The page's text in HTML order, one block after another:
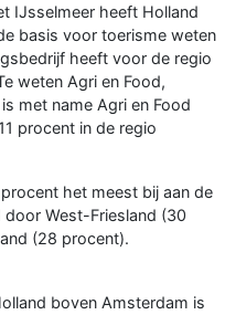
IJsselmeer heeft Holland
basis voor toerisme weten
heeft voor de regio
weten Agri en Food,
met name Agri en Food
procent in de regio
het meest bij aan de
West-Friesland (30
(28 procent).
boven Amsterdam is